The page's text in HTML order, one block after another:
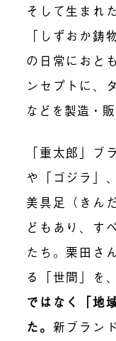
そして生まれ
「しずおか鋳
の日常におと
ンセプトに、
などを製造・
「重太郎」ブ
や「ゴジラ」
美具足（きん
どもあり、す
たち。栗田さ
る「世間」を
ではなく「地
た。 新ブラン